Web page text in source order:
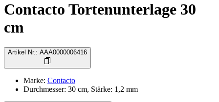
Contacto Tortenunterlage 30
cm
Artikel Nr. : AAA0000006416
Marke: Contacto
Durchmesser: 30 cm, Stärke: 1,2 mm